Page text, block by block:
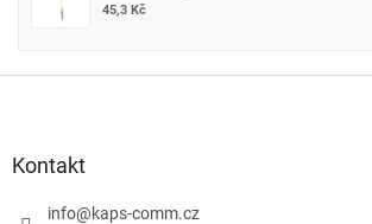
45,3 Kč
Kontakt
info@kaps-comm.cz